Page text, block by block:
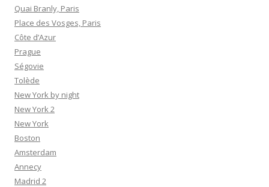
Quai Branly, Paris
Place des Vosges, Paris
Côte d’Azur
Prague
Ségovie
Tolède
New York by night
New York 2
New York
Boston
Amsterdam
Annecy
Madrid 2